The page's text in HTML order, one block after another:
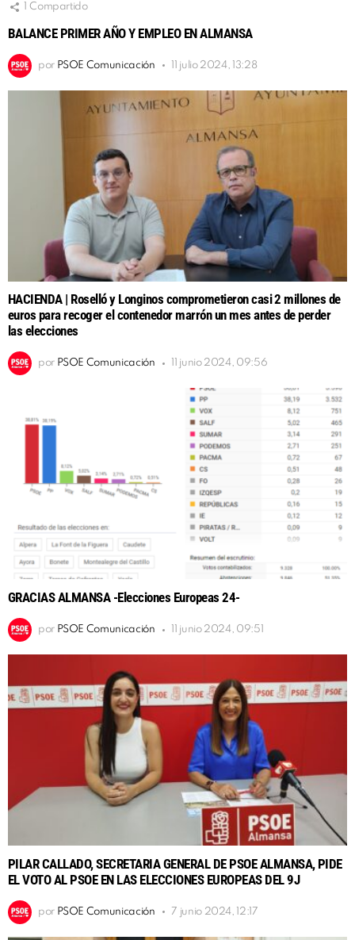
Compartido
BALANCE PRIMER AÑO Y EMPLEO EN ALMANSA
por PSOE Comunicación 11 julio 2024, 13:28
HACIENDA | Roselló y Longinos comprometieron casi 2 millones de
euros para recoger el contenedor marrón un mes antes de perder
las elecciones
por PSOE Comunicación 11 junio 2024, 09:56
GRACIAS ALMANSA -Elecciones Europeas 24-
por PSOE Comunicación 11 junio 2024, 09:51
PILAR CALLADO, SECRETARIA GENERAL DE PSOE ALMANSA, PIDE
EL VOTO AL PSOE EN LAS ELECCIONES EUROPEAS DEL 9J
por PSOE Comunicación 7 junio 2024, 12:17